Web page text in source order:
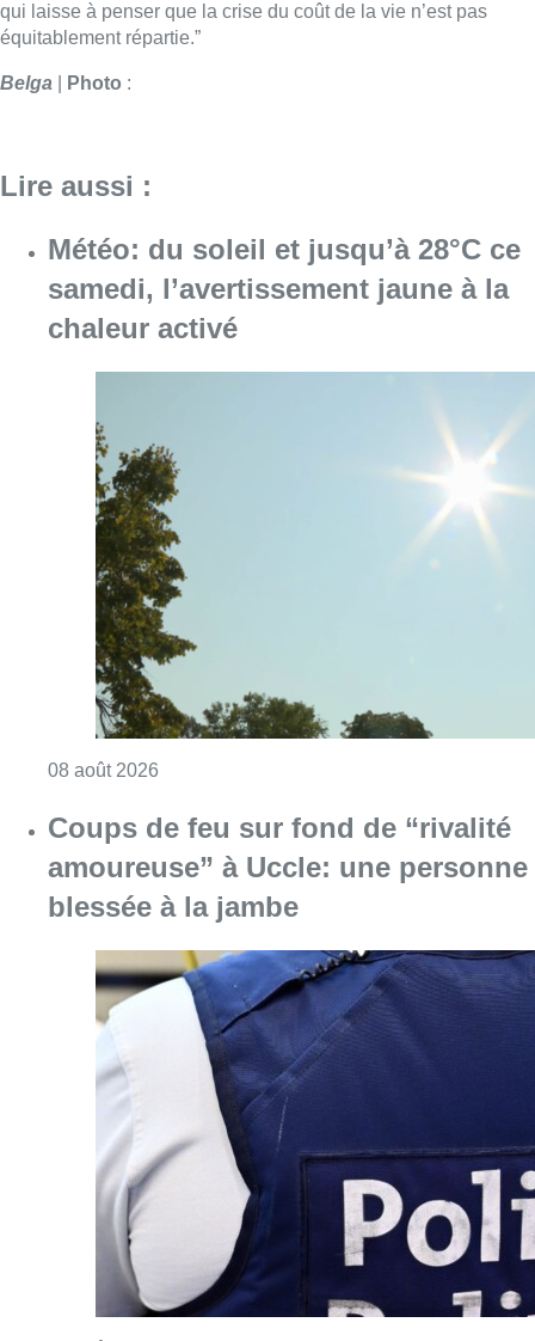
qui laisse à penser que la crise du coût de la vie n’est pas
équitablement répartie.”
Belga Photo :
Lire aussi :
Météo: du soleil et jusqu’à 28°C ce
samedi, l’avertissement jaune à la
chaleur activé
08 août 2026
Coups de feu sur fond de “rivalité
amoureuse” à Uccle: une personne
blessée à la jambe